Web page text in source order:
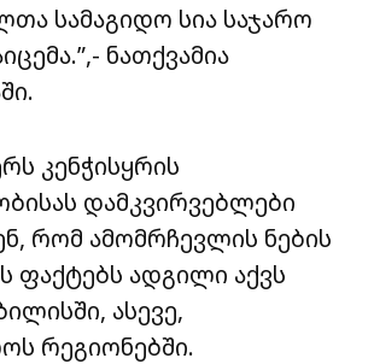
სამაგიდო სია საჯარო
ნათქვამია
კენჭისყრის
დამკვირვებლები
რომ ამომრჩევლის ნების
ადგილი აქვს
ასევე,
რეგიონებში.